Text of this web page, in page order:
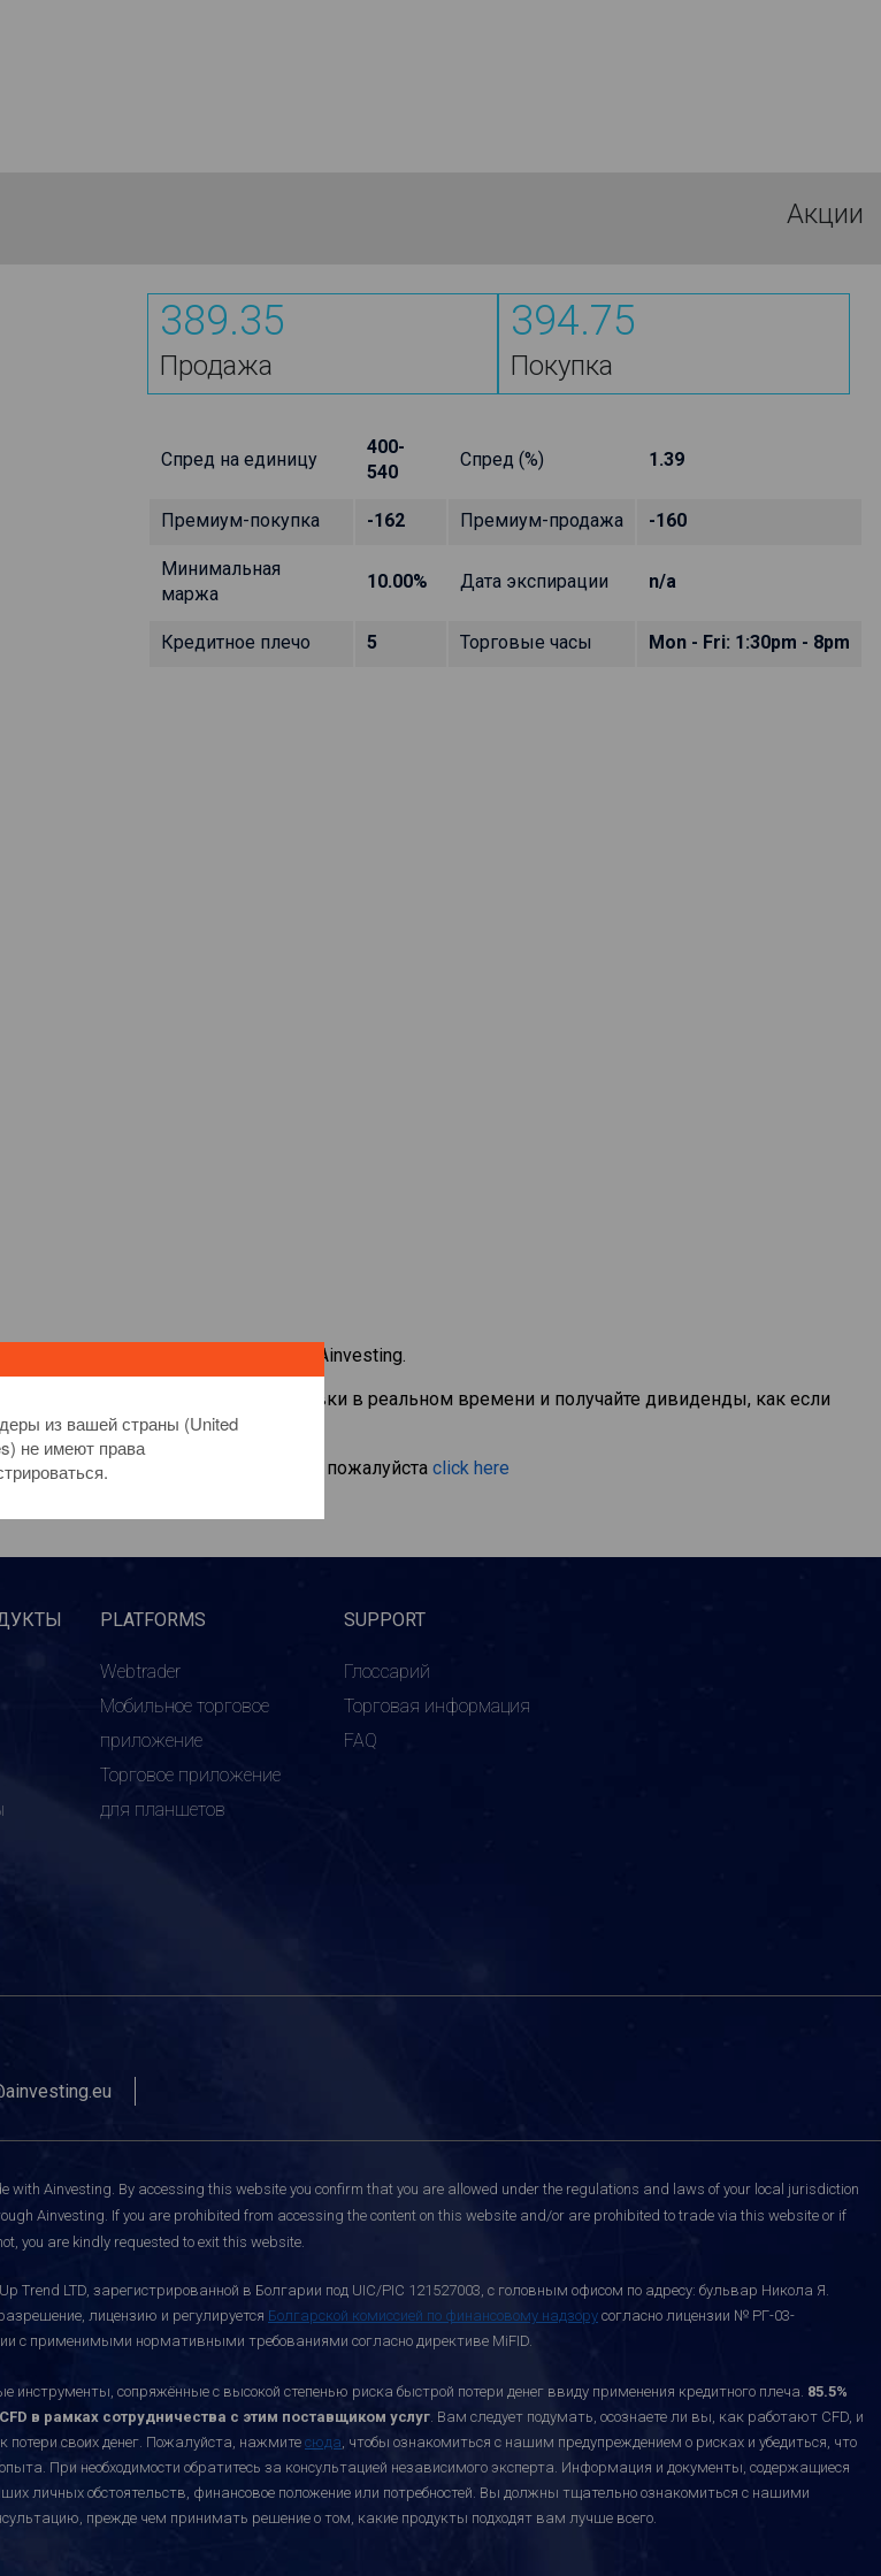
Акции
389.35
Продажа
394.75
Покупка
Спред на единицу
400-
540
Спред (%) 1.39
Премиум-покупка -162 Премиум-продажа -160
Минимальная
маржа
10.00% Дата экспирации n/a
Кредитное плечо 5 Торговые часы Mon - Fri: 1:30pm - 8pm
на торговой платформе CFD от Ainvesting.
. Просматривайте котировки в реальном времени и получайте дивиденды, как если
этом инвестиционном продукте, пожалуйста click here
PLATFORMS
Webtrader
Мобильное торговое
приложение
Торговое приложение
для планшетов
SUPPORT
Глоссарий
Торговая информация
FAQ
with Ainvesting. By accessing this website you confirm that you are allowed under the regulations and laws of your local jurisdiction
Ainvesting. If you are prohibited from accessing the content on this website and/or are prohibited to trade via this website or if
you are kindly requested to exit this website.
Trend LTD, зарегистрированной в Болгарии под UIC/PIC 121527003, с головным офисом по адресу: бульвар Никола Я.
лицензию и регулируется Болгарской комиссией по финансовому надзору согласно лицензии № РГ-03-
с применимыми нормативными требованиями согласно директиве MiFID.
сопряжённые с высокой степенью риска быстрой потери денег ввиду применения кредитного плеча. 85.5%
в рамках сотрудничества с этим поставщиком услуг. Вам следует подумать, осознаете ли вы, как работают CFD, и
потери своих денег. Пожалуйста, нажмитесюда, чтобы ознакомиться с нашим предупреждением о рисках и убедиться, что
При необходимости обратитесь за консультацией независимого эксперта. Информация и документы, содержащиеся
личных обстоятельств, финансовое положение или потребностей. Вы должны тщательно ознакомиться с нашими
прежде чем принимать решение о том, какие продукты подходят вам лучше всего.
из вашей страны (United
не имеют права